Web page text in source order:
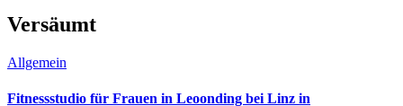
Versäumt
Allgemein
Fitnessstudio für Frauen in Leoonding bei Linz in